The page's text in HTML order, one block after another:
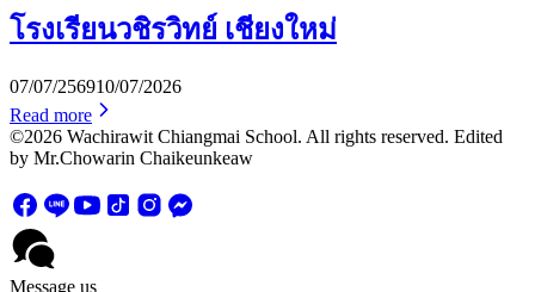
โรงเรียนวชิรวิทย์ เชียงใหม่
07/07/256910/07/2026
Read more
©2026 Wachirawit Chiangmai School. All rights reserved. Edited
by Mr.Chowarin Chaikeunkeaw
Message us